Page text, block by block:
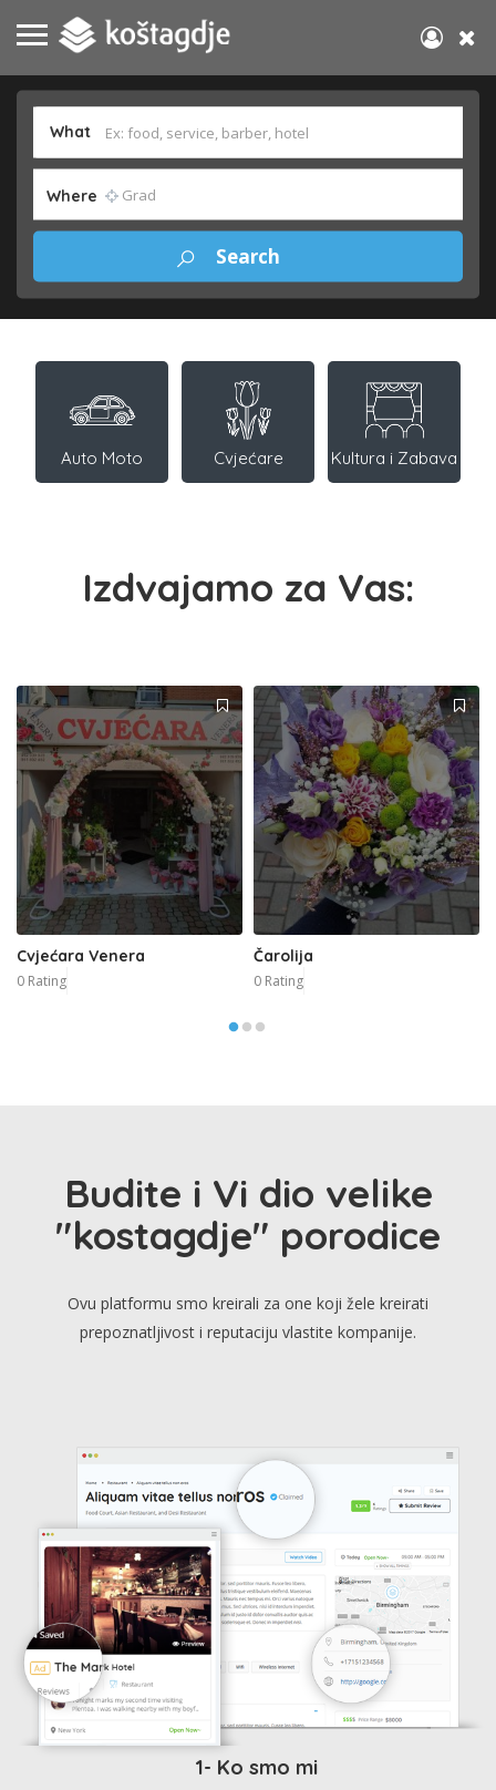
What
Where
Auto Moto Cvjećare Kultura i Zabava
Izdvajamo za Vas:
Cvjećara Venera
0 Rating
Čarolija
0 Rating
Budite i Vi dio velike
"kostagdje" porodice
Ovu platformu smo kreirali za one koji žele kreirati
prepoznatljivost i reputaciju vlastite kompanije.
1- Ko smo mi